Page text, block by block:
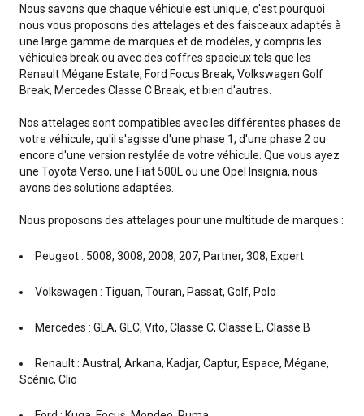
Nous savons que chaque véhicule est unique, c'est pourquoi
nous vous proposons des attelages et des faisceaux adaptés à
une large gamme de marques et de modèles, y compris les
véhicules break ou avec des coffres spacieux tels que les
Renault Mégane Estate, Ford Focus Break, Volkswagen Golf
Break, Mercedes Classe C Break, et bien d'autres.
Nos attelages sont compatibles avec les différentes phases de
votre véhicule, qu'il s'agisse d'une phase 1, d'une phase 2 ou
encore d'une version restylée de votre véhicule. Que vous ayez
une Toyota Verso, une Fiat 500L ou une Opel Insignia, nous
avons des solutions adaptées.
Nous proposons des attelages pour une multitude de marques :
Peugeot : 5008, 3008, 2008, 207, Partner, 308, Expert
Volkswagen : Tiguan, Touran, Passat, Golf, Polo
Mercedes : GLA, GLC, Vito, Classe C, Classe E, Classe B
Renault : Austral, Arkana, Kadjar, Captur, Espace, Mégane,
Scénic, Clio